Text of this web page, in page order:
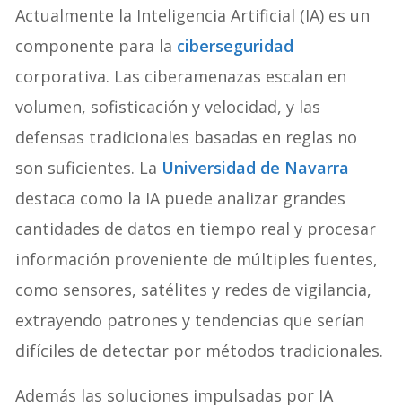
Actualmente la Inteligencia Artificial (IA) es un
componente para la ciberseguridad
corporativa. Las ciberamenazas escalan en
volumen, sofisticación y velocidad, y las
defensas tradicionales basadas en reglas no
son suficientes. La Universidad de Navarra
destaca como la IA puede analizar grandes
cantidades de datos en tiempo real y procesar
información proveniente de múltiples fuentes,
como sensores, satélites y redes de vigilancia,
extrayendo patrones y tendencias que serían
difíciles de detectar por métodos tradicionales.
Además las soluciones impulsadas por IA